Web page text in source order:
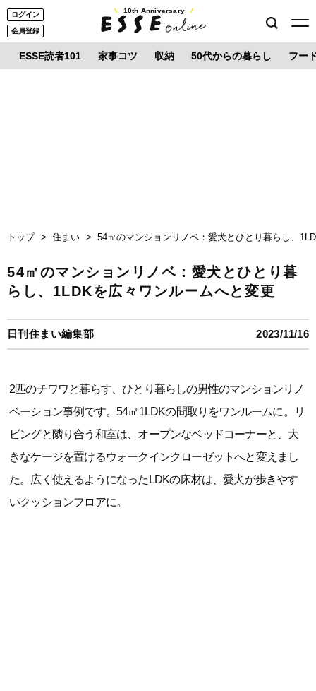
ログイン
会員登録
10th Anniversary
ESSE読者101 家事コツ 収納 50代からの暮らし フー
トップ 住まい 54㎡のマンションリノベ：愛犬とひとり暮らし、
54㎡のマンションリノベ：愛犬とひとり暮
らし、1LDKを広々ワンルームへと変更
日刊住まい編集部 2023/11/16
2匹のチワワと暮らす、ひとり暮らしの男性のマンションリノ
ベーション事例です。54㎡1LDKの間取りをワンルームに。リ
ビングと隣り合う和室は、オープンなベッドコーナーと、大
きなケージを置けるウォークインクローゼットへと変えまし
た。広く使えるようになったLDKの床材は、愛犬が歩きやす
いクッションフロアに。